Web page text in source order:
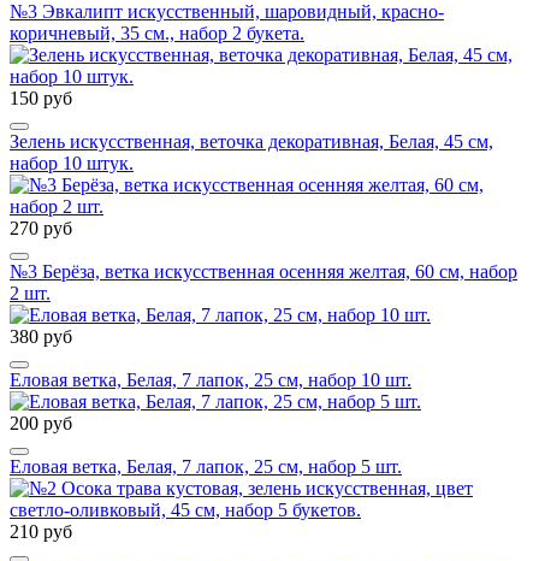
№3 Эвкалипт искусственный, шаровидный, красно-
коричневый, 35 см., набор 2 букета.
150 руб
Зелень искусственная, веточка декоративная, Белая, 45 см,
набор 10 штук.
270 руб
№3 Берёза, ветка искусственная осенняя желтая, 60 см, набор
2 шт.
380 руб
Еловая ветка, Белая, 7 лапок, 25 см, набор 10 шт.
200 руб
Еловая ветка, Белая, 7 лапок, 25 см, набор 5 шт.
210 руб